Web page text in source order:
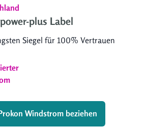
plus Label
Siegel für 100% Vertrauen
Windstrom beziehen